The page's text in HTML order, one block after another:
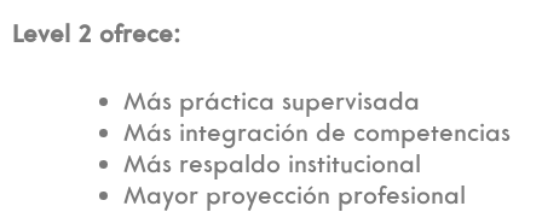
Level 2 ofrece:
Más práctica supervisada
Más integración de competencias
Más respaldo institucional
Mayor proyección profesional